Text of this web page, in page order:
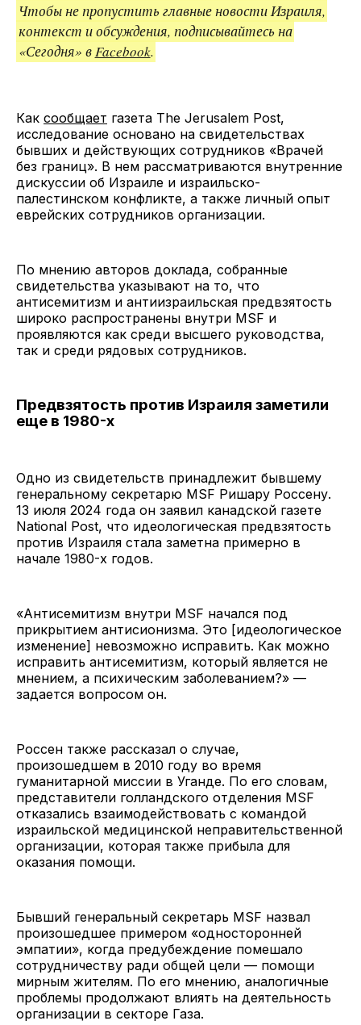
Чтобы не пропустить главные новости Израиля,
контекст и обсуждения, подписывайтесь на
«Сегодня» вFacebook.
Как сообщает газета The Jerusalem Post,
исследование основано на свидетельствах
бывших и действующих сотрудников «Врачей
без границ». В нем рассматриваются внутренние
дискуссии об Израиле и израильско-
палестинском конфликте, а также личный опыт
еврейских сотрудников организации.
По мнению авторов доклада, собранные
свидетельства указывают на то, что
антисемитизм и антиизраильская предвзятость
широко распространены внутри MSF и
проявляются как среди высшего руководства,
так и среди рядовых сотрудников.
Предвзятость против Израиля заметили
еще в 1980-х
Одно из свидетельств принадлежит бывшему
генеральному секретарю MSF Ришару Россену.
13 июля 2024 года он заявил канадской газете
National Post, что идеологическая предвзятость
против Израиля стала заметна примерно в
начале 1980-х годов.
«Антисемитизм внутри MSF начался под
прикрытием антисионизма. Это [идеологическое
изменение] невозможно исправить. Как можно
исправить антисемитизм, который является не
мнением, а психическим заболеванием?» —
задается вопросом он.
Россен также рассказал о случае,
произошедшем в 2010 году во время
гуманитарной миссии в Уганде. По его словам,
представители голландского отделения MSF
отказались взаимодействовать с командой
израильской медицинской неправительственной
организации, которая также прибыла для
оказания помощи.
Бывший генеральный секретарь MSF назвал
произошедшее примером «односторонней
эмпатии», когда предубеждение помешало
сотрудничеству ради общей цели — помощи
мирным жителям. По его мнению, аналогичные
проблемы продолжают влиять на деятельность
организации в секторе Газа.